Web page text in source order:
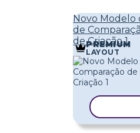
Novo Modelo
de
de Criação 1
PREMIUM
LAYOUT